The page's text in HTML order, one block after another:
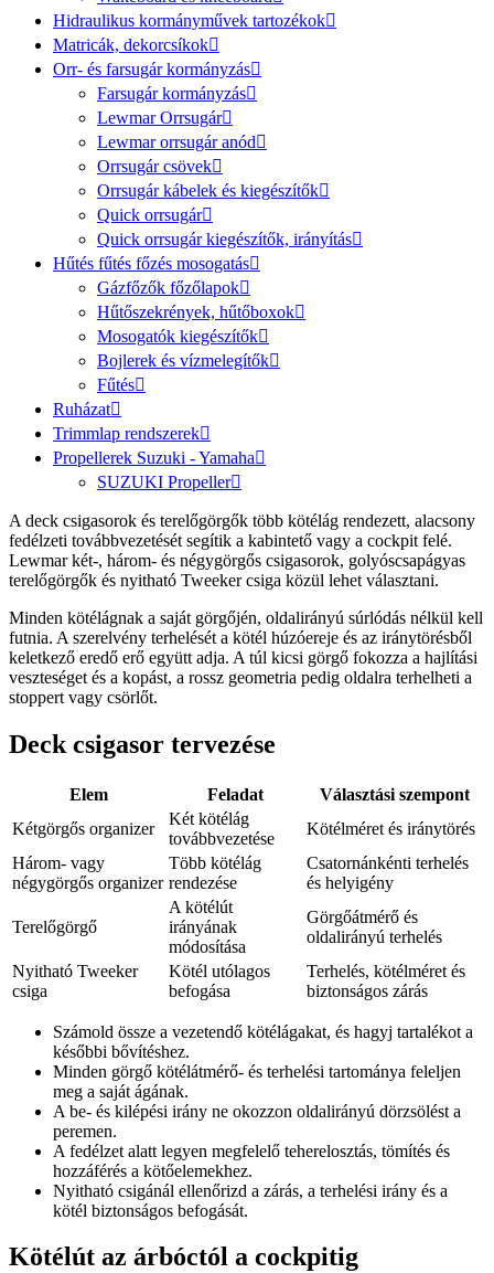
Hidraulikus kormányművek tartozékok
Matricák, dekorcsíkok
Orr- és farsugár kormányzás
Farsugár kormányzás
Lewmar Orrsugár
Lewmar orrsugár anód
Orrsugár csövek
Orrsugár kábelek és kiegészítők
Quick orrsugár
Quick orrsugár kiegészítők, irányítás
Hűtés fűtés főzés mosogatás
Gázfőzők főzőlapok
Hűtőszekrények, hűtőboxok
Mosogatók kiegészítők
Bojlerek és vízmelegítők
Fűtés
Ruházat
Trimmlap rendszerek
Propellerek Suzuki - Yamaha
SUZUKI Propeller
A deck csigasorok és terelőgörgők több kötélág rendezett, alacsony
fedélzeti továbbvezetését segítik a kabintető vagy a cockpit felé.
Lewmar két-, három- és négygörgős csigasorok, golyóscsapágyas
terelőgörgők és nyitható Tweeker csiga közül lehet választani.
Minden kötélágnak a saját görgőjén, oldalirányú súrlódás nélkül kell
futnia. A szerelvény terhelését a kötél húzóereje és az iránytörésből
keletkező eredő erő együtt adja. A túl kicsi görgő fokozza a hajlítási
veszteséget és a kopást, a rossz geometria pedig oldalra terhelheti a
stoppert vagy csörlőt.
Deck csigasor tervezése
Elem Feladat
Választási szempont
Kétgörgős organizer
Két kötélág
továbbvezetése
Kötélméret és iránytörés
Három- vagy
négygörgős organizer
Több kötélág
rendezése
Csatornánkénti terhelés
és helyigény
Terelőgörgő
A kötélút
irányának
módosítása
Görgőátmérő és
oldalirányú terhelés
Nyitható Tweeker
csiga
Kötél utólagos
befogása
Terhelés, kötélméret és
biztonságos zárás
Számold össze a vezetendő kötélágakat, és hagyj tartalékot a
későbbi bővítéshez.
Minden görgő kötélátmérő- és terhelési tartománya feleljen
meg a saját ágának.
A be- és kilépési irány ne okozzon oldalirányú dörzsölést a
peremen.
A fedélzet alatt legyen megfelelő teherelosztás, tömítés és
hozzáférés a kötőelemekhez.
Nyitható csigánál ellenőrizd a zárás, a terhelési irány és a
kötél biztonságos befogását.
Kötélút az árbóctól a cockpitig